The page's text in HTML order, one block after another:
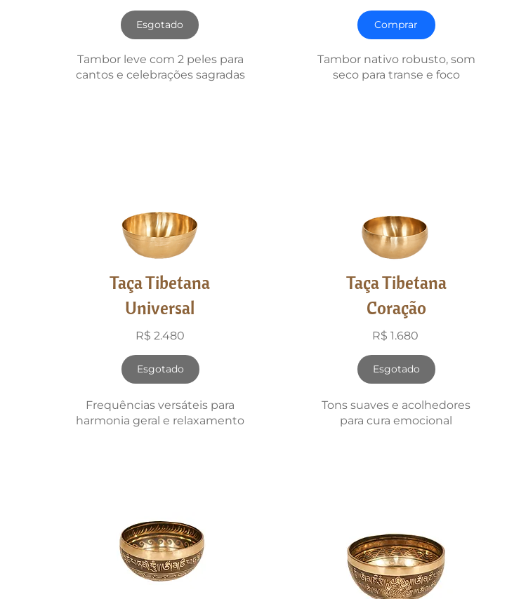
Esgotado
Tambor leve com 2 peles para
cantos e celebrações sagradas
Comprar
Tambor nativo robusto, som
seco para transe e foco
Taça Tibetana
Universal
R$ 2.480
Esgotado
Frequências versáteis para
harmonia geral e relaxamento
Taça Tibetana
Coração
R$ 1.680
Esgotado
Tons suaves e acolhedores
para cura emocional